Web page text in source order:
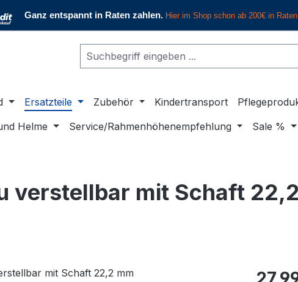
Ersatzteile Zubehör Kindertransport
Helme Service/Rahmenhöhenempfehlung Sale %
verstellbar mit Schaft